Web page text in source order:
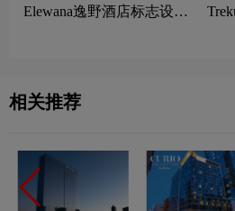
Elewana逸野酒店标志设计
相关推荐